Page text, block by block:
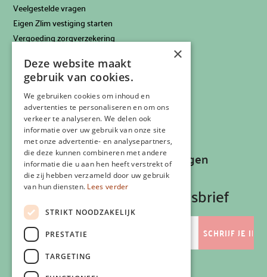
Veelgestelde vragen
Eigen Zlim vestiging starten
Vergoeding zorgverzekering
Privacyverklaring
Cookiebeleid
Klachtenregeling
Algemene voorwaarden
Contactgegevens
Recepten, inspiratie en aanbiedingen
ontvangen?
Schrijf je in op onze nieuwsbrief
mailadres
×
Deze website maakt
gebruik van cookies.
We gebruiken cookies om inhoud en
advertenties te personaliseren en om ons
verkeer te analyseren. We delen ook
informatie over uw gebruik van onze site
met onze advertentie- en analysepartners,
die deze kunnen combineren met andere
informatie die u aan hen heeft verstrekt of
die zij hebben verzameld door uw gebruik
van hun diensten. Lees verder
STRIKT NOODZAKELIJK
PRESTATIE
TARGETING